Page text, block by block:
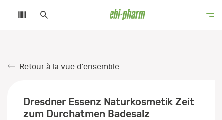
Retour à la vue d’ensemble
Dresdner Essenz Naturkosmetik Zeit
zum Durchatmen Badesalz